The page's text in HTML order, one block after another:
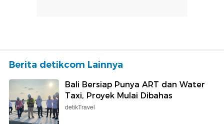
Berita detikcom Lainnya
Bali Bersiap Punya ART dan Water
Taxi, Proyek Mulai Dibahas
detikTravel